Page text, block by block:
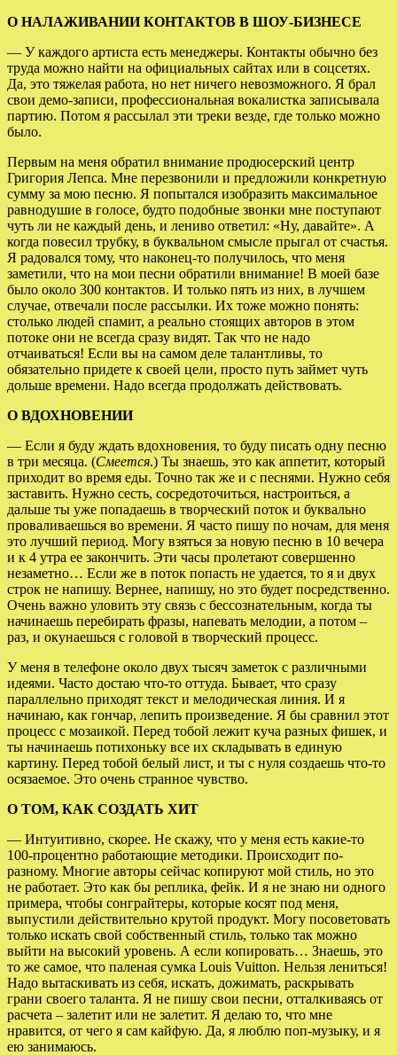
О НАЛАЖИВАНИИ КОНТАКТОВ В ШОУ-БИЗНЕСЕ
— У каждого артиста есть менеджеры. Контакты обычно без
труда можно найти на официальных сайтах или в соцсетях.
Да, это тяжелая работа, но нет ничего невозможного. Я брал
свои демо-записи, профессиональная вокалистка записывала
партию. Потом я рассылал эти треки везде, где только можно
было.
Первым на меня обратил внимание продюсерский центр
Григория Лепса. Мне перезвонили и предложили конкретную
сумму за мою песню. Я попытался изобразить максимальное
равнодушие в голосе, будто подобные звонки мне поступают
чуть ли не каждый день, и лениво ответил: «Ну, давайте». А
когда повесил трубку, в буквальном смысле прыгал от счастья.
Я радовался тому, что наконец-то получилось, что меня
заметили, что на мои песни обратили внимание! В моей базе
было около 300 контактов. И только пять из них, в лучшем
случае, отвечали после рассылки. Их тоже можно понять:
столько людей спамит, а реально стоящих авторов в этом
потоке они не всегда сразу видят. Так что не надо
отчаиваться! Если вы на самом деле талантливы, то
обязательно придете к своей цели, просто путь займет чуть
дольше времени. Надо всегда продолжать действовать.
О ВДОХНОВЕНИИ
— Если я буду ждать вдохновения, то буду писать одну песню
в три месяца. (Смеется.) Ты знаешь, это как аппетит, который
приходит во время еды. Точно так же и с песнями. Нужно себя
заставить. Нужно сесть, сосредоточиться, настроиться, а
дальше ты уже попадаешь в творческий поток и буквально
проваливаешься во времени. Я часто пишу по ночам, для меня
это лучший период. Могу взяться за новую песню в 10 вечера
и к 4 утра ее закончить. Эти часы пролетают совершенно
незаметно… Если же в поток попасть не удается, то я и двух
строк не напишу. Вернее, напишу, но это будет посредственно.
Очень важно уловить эту связь с бессознательным, когда ты
начинаешь перебирать фразы, напевать мелодии, а потом –
раз, и окунаешься с головой в творческий процесс.
У меня в телефоне около двух тысяч заметок с различными
идеями. Часто достаю что-то оттуда. Бывает, что сразу
параллельно приходят текст и мелодическая линия. И я
начинаю, как гончар, лепить произведение. Я бы сравнил этот
процесс с мозаикой. Перед тобой лежит куча разных фишек, и
ты начинаешь потихоньку все их складывать в единую
картину. Перед тобой белый лист, и ты с нуля создаешь что-то
осязаемое. Это очень странное чувство.
О ТОМ, КАК СОЗДАТЬ ХИТ
— Интуитивно, скорее. Не скажу, что у меня есть какие-то
100-процентно работающие методики. Происходит по-
разному. Многие авторы сейчас копируют мой стиль, но это
не работает. Это как бы реплика, фейк. И я не знаю ни одного
примера, чтобы сонграйтеры, которые косят под меня,
выпустили действительно крутой продукт. Могу посоветовать
только искать свой собственный стиль, только так можно
выйти на высокий уровень. А если копировать… Знаешь, это
то же самое, что паленая сумка Louis Vuitton. Нельзя лениться!
Надо вытаскивать из себя, искать, дожимать, раскрывать
грани своего таланта. Я не пишу свои песни, отталкиваясь от
расчета – залетит или не залетит. Я делаю то, что мне
нравится, от чего я сам кайфую. Да, я люблю поп-музыку, и я
ею занимаюсь.